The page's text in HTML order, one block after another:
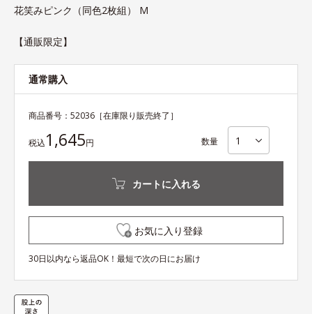
花笑みピンク（同色2枚組） M
【通販限定】
通常購入
商品番号： 52036 ［在庫限り販売終了］
税込1,645円 数量
カートに入れる
お気に入り登録
30日以内なら返品OK！最短で次の日にお届け